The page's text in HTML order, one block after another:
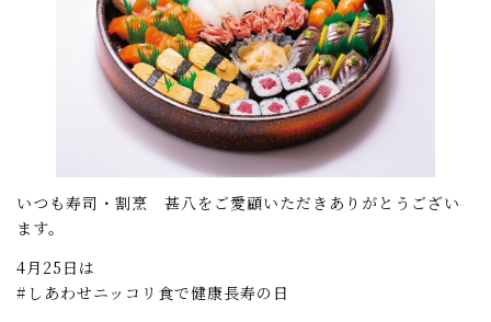
いつも寿司・割烹 甚八をご愛顧いただきありがとうござい
ます。
4月25日は
#しあわせニッコリ食で健康長寿の日